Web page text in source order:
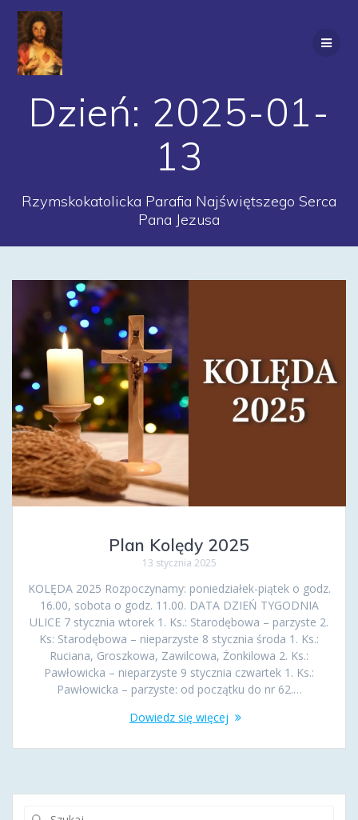
Dzień: 2025-01-
13
Rzymskokatolicka Parafia Najświętszego Serca
Pana Jezusa
Plan Kolędy 2025
13 stycznia 2025
KOLĘDA 2025 Rozpoczynamy: poniedziałek-piątek o godz.
16.00, sobota o godz. 11.00. DATA DZIEŃ TYGODNIA
ULICE 7 stycznia wtorek 1. Ks.: Starodębowa – parzyste 2.
Ks: Starodębowa – nieparzyste 8 stycznia środa 1. Ks.:
Ruciana, Groszkowa, Zawilcowa, Żonkilowa 2. Ks.:
Pawłowicka – nieparzyste 9 stycznia czwartek 1. Ks.:
Pawłowicka – parzyste: od początku do nr 62.…
Dowiedz się więcej